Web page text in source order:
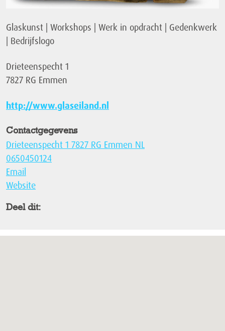
Glaskunst | Workshops | Werk in opdracht | Gedenkwerk
| Bedrijfslogo
Drieteenspecht 1
7827 RG Emmen
http://www.glaseiland.nl
Contactgegevens
Drieteenspecht 1 7827 RG Emmen NL
0650450124
Email
Website
Deel dit: